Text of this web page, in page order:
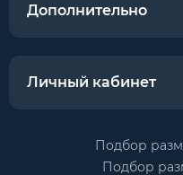
Дополнительно
Личный кабинет
Подбор
Подбор